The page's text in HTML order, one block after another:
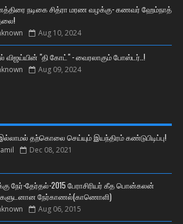
நடிகை சித்ரா மரண வழக்கு- கணவர் ஹேம்நாத்
Aug 10, 2024
ல் விஜய்யின் "தி கோட்" - வைரலாகும் போஸ்டர்..!
Aug 09, 2024
தற்கொலை செய்யும் இயந்திரம் கண்டுபிடிப்பு!
Dec 08, 2021
நேர்-தேர்தல்-2015 பேராசிரியர் கீத பொன்கலன்
நேர்காணல்(காணொளி)
Aug 06, 2015